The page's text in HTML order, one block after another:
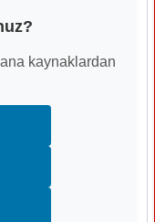
ana kaynaklardan